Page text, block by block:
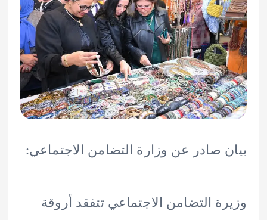
صادر عن وزارة التضامن الاجتماعي:
التضامن الاجتماعي تتفقد أروقة